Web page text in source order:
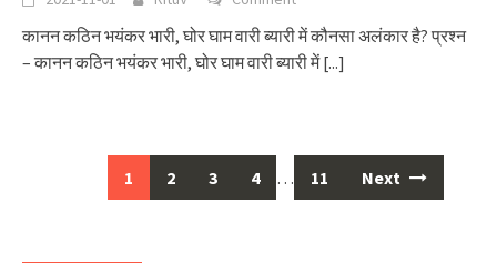
कानन कठिन भयंकर भारी, घोर घाम वारी ब्यारी में कौनसा अलंकार है? प्रश्न
– कानन कठिन भयंकर भारी, घोर घाम वारी ब्यारी में[...]
navigation
1 2 3 4 … 11 Next